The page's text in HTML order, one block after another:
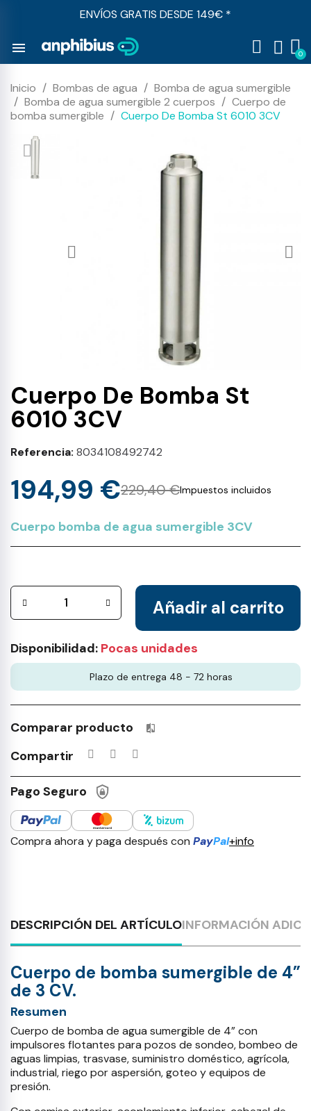
ENVÍOS GRATIS DESDE 149€ *
menu
Inicio Bombas de agua
Bomba de agua sumergible
Bomba de agua sumergible 2 cuerpos
Cuerpo de
bomba sumergible
Cuerpo De Bomba St 6010 3CV
Cuerpo De Bomba St
6010 3CV
Referencia 8034108492742
229,40 €
194,99 € Impuestos incluidos
Cuerpo bomba de agua sumergible 3CV
Añadir al carrito
Disponibilidad: Pocas unidades
Plazo de entrega 48 - 72 horas
Comparar producto Productos incluidos en tu lista
Compartir
Pago Seguro
Compra ahora y paga después con PayPal+info
DESCRIPCIÓN DEL ARTÍCULOINFORMACIÓN
Cuerpo de bomba sumergible de 4”
de 3 CV.
Resumen
Cuerpo de bomba de agua sumergible de 4” con
impulsores flotantes para pozos de sondeo, bombeo de
aguas limpias, trasvase, suministro doméstico, agrícola,
industrial, riego por aspersión, goteo y equipos de
presión.